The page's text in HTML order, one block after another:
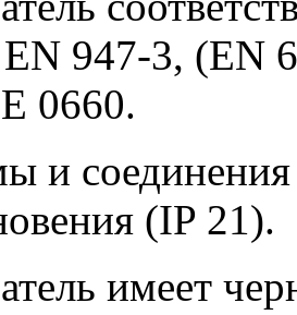
947-3, (EN
0660.
и
(IP 21).
имеет